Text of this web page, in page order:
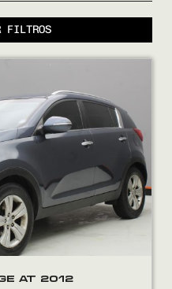
FILTROS
AT 2012